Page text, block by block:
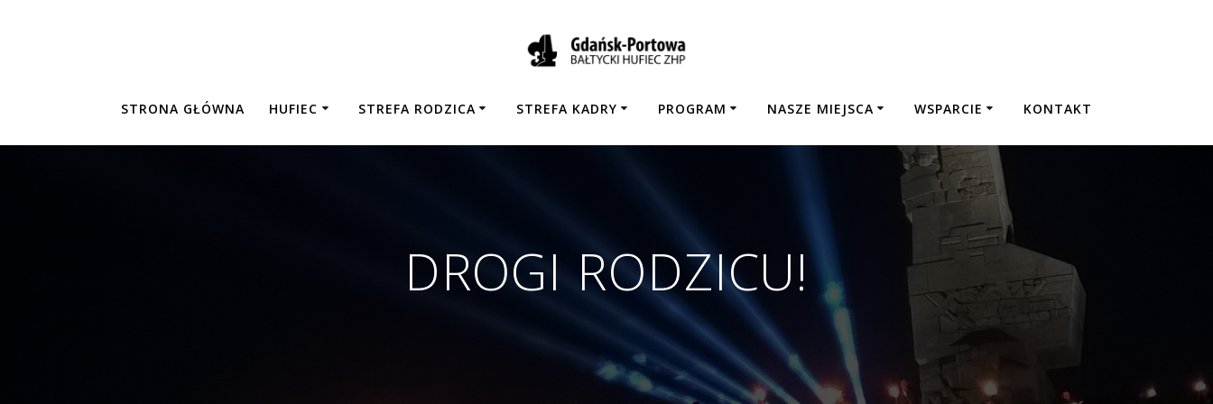
STRONA GŁÓWNA HUFIEC STREFA RODZICA STREFA KADRY PROGRAM NASZE MIEJSCA WSPARCIE KONTAKT
DROGI RODZICU!